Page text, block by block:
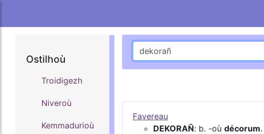
Ostilhoù
Troidigezh
Niveroù
Kemmadurioù
Favereau
DEKORAÑ: b. -où décorum.